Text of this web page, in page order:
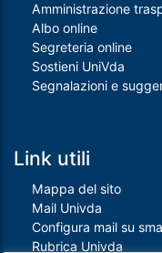
Amministrazione
Albo online
Segreteria online
Sostieni UniVda
Segnalazioni e
Link utili
Mappa del sito
Mail Univda
Configura mail su
Rubrica Univda